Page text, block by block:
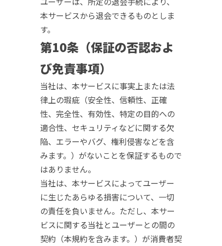
本サービスから退会できるものとしま
す。
第10条（保証の否認およ
び免責事項）
当社は、本サービスに事実上または法
律上の瑕疵（安全性、信頼性、正確
性、完全性、有効性、特定の目的への
適合性、セキュリティなどに関する欠
陥、エラーやバグ、権利侵害などを含
みます。）がないことを保証するもので
はありません。
当社は、本サービスによってユーザー
に生じたあらゆる損害について、一切
の責任を負いません。ただし、本サー
ビスに関する当社とユーザーとの間の
契約（本規約を含みます。）が消費者契